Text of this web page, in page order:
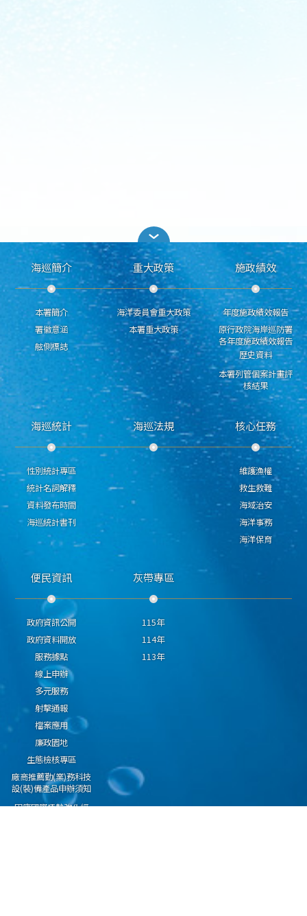
海巡簡介
本署簡介
署徽意涵
舷側標誌
重大政策
海洋委員會重大政策
本署重大政策
施政績效
年度施政績效報告
原行政院海岸巡防署
各年度施政績效報告
歷史資料
本署列管個案計畫評
核結果
海巡統計
性別統計專區
統計名詞解釋
資料發布時間
海巡統計書刊
海巡法規 核心任務
維護漁權
救生救難
海域治安
海洋事務
海洋保育
便民資訊
政府資訊公開
政府資料開放
服務據點
線上申辦
多元服務
射擊通報
檔案應用
廉政園地
生態檢核專區
廠商推薦勤(業)務科技
設(裝)備產品申辦須知
因應國際情勢強化經
灰帶專區
115年
114年
113年